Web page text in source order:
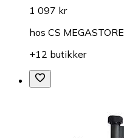
1 097 kr
hos CS MEGASTORE
+12 butikker